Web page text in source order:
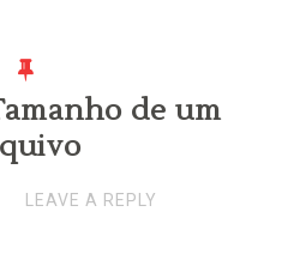
de um
LEAVE A REPLY